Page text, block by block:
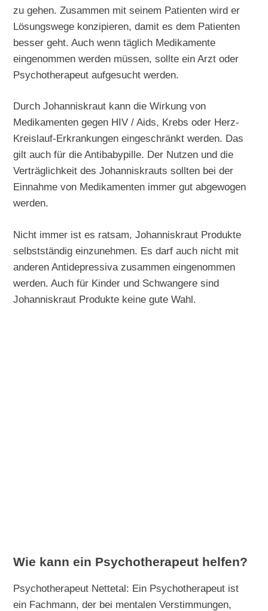
zu gehen. Zusammen mit seinem Patienten wird er
Lösungswege konzipieren, damit es dem Patienten
besser geht. Auch wenn täglich Medikamente
eingenommen werden müssen, sollte ein Arzt oder
Psychotherapeut aufgesucht werden.
Durch Johanniskraut kann die Wirkung von
Medikamenten gegen HIV / Aids, Krebs oder Herz-
Kreislauf-Erkrankungen eingeschränkt werden. Das
gilt auch für die Antibabypille. Der Nutzen und die
Verträglichkeit des Johanniskrauts sollten bei der
Einnahme von Medikamenten immer gut abgewogen
werden.
Nicht immer ist es ratsam, Johanniskraut Produkte
selbstständig einzunehmen. Es darf auch nicht mit
anderen Antidepressiva zusammen eingenommen
werden. Auch für Kinder und Schwangere sind
Johanniskraut Produkte keine gute Wahl.
Wie kann ein Psychotherapeut helfen?
Psychotherapeut Nettetal: Ein Psychotherapeut ist
ein Fachmann, der bei mentalen Verstimmungen,